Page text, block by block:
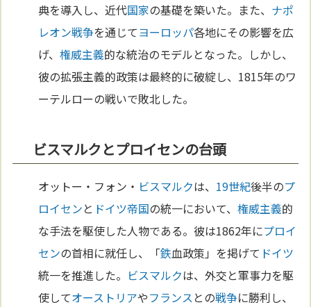
典を導入し、近代国家の基礎を築いた。また、 ナポ
レオン戦争を通じてヨーロッパ各地にその影響を広
げ、権威主義的な統治のモデルとなった。しかし、
彼の拡張主義的政策は最終的に破綻し、1815年のワ
ーテルローの戦いで敗北した。
ビスマルクとプロイセンの台頭
オットー・フォン・ ビスマルクは、 19世紀後半のプ
ロイセンと ドイツ帝国の統一において、権威主義的
な手法を駆使した人物である。彼は1862年にプロイ
センの首相に就任し、「鉄血政策」を掲げて ドイツ
統一を推進した。 ビスマルクは、外交と軍事力を駆
使してオーストリアやフランスとの戦争に勝利し、